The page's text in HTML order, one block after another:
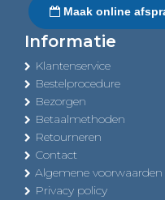
Maak online
Informatie
Klantenservice
Bestelprocedure
Bezorgen
Betaalmethoden
Retourneren
Contact
Algemene voorwaarden
Privacy policy